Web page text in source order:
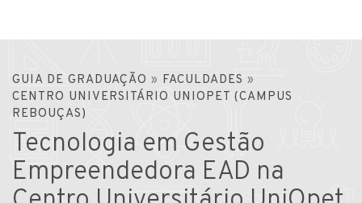
GUIA DE GRADUAÇÃO » FACULDADES »
CENTRO UNIVERSITÁRIO UNIOPET (CAMPUS
REBOUÇAS)
Tecnologia em Gestão
Empreendedora EAD na